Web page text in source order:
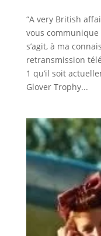
“A very British
vous communique
s’agit, à ma
retransmission
1 qu’il soit
Glover Trophy...